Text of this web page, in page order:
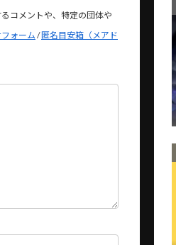
コメントや、特定の団体や
ォーム /匿名目安箱（メアド